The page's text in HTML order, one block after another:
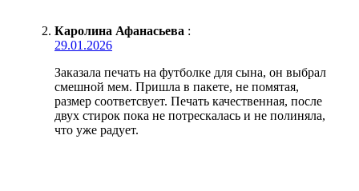
Каролина Афанасьева :
29.01.2026
Заказала печать на футболке для сына, он выбрал
смешной мем. Пришла в пакете, не помятая,
размер соответсвует. Печать качественная, после
двух стирок пока не потрескалась и не полиняла,
что уже радует.